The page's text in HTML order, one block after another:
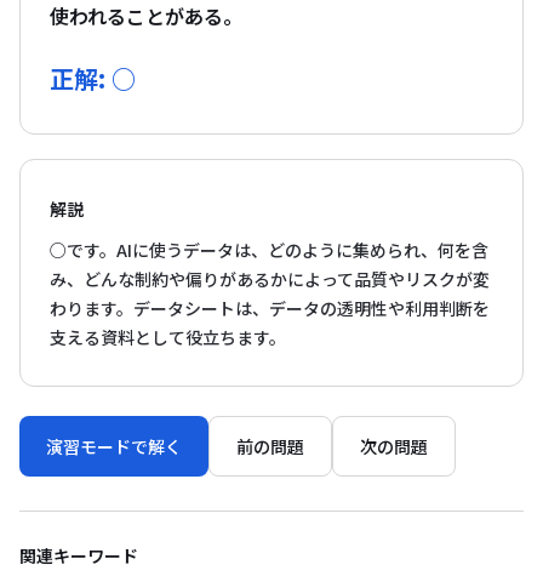
使われることがある。
正解: ○
解説
○です。AIに使うデータは、どのように集められ、何を含
み、どんな制約や偏りがあるかによって品質やリスクが変
わります。データシートは、データの透明性や利用判断を
支える資料として役立ちます。
演習モードで解く 前の問題 次の問題
関連キーワード